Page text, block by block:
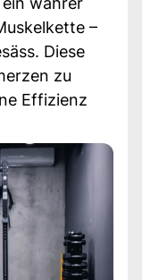
–
Diese
zu
Effizienz